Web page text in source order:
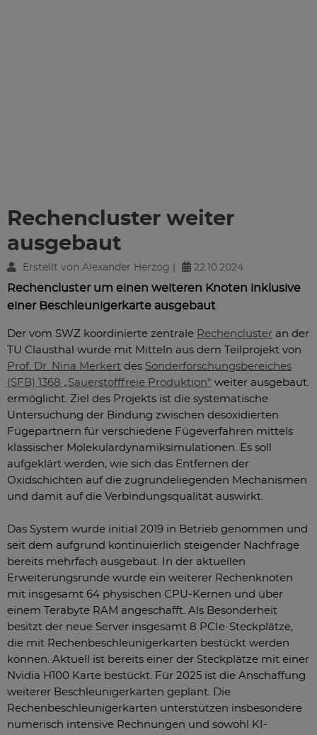
Rechencluster weiter
ausgebaut
Erstellt von Alexander Herzog | 22.10.2024
Rechencluster um einen weiteren Knoten inklusive
einer Beschleunigerkarte ausgebaut
Der vom SWZ koordinierte zentrale Rechencluster an der
TU Clausthal wurde mit Mitteln aus dem Teilprojekt von
Prof. Dr. Nina Merkert des Sonderforschungsbereiches
(SFB) 1368 „Sauerstofffreie Produktion“ weiter ausgebaut.
ermöglicht. Ziel des Projekts ist die systematische
Untersuchung der Bindung zwischen desoxidierten
Fügepartnern für verschiedene Fügeverfahren mittels
klassischer Molekulardynamiksimulationen. Es soll
aufgeklärt werden, wie sich das Entfernen der
Oxidschichten auf die zugrundeliegenden Mechanismen
und damit auf die Verbindungsqualität auswirkt.
Das System wurde initial 2019 in Betrieb genommen und
seit dem aufgrund kontinuierlich steigender Nachfrage
bereits mehrfach ausgebaut. In der aktuellen
Erweiterungsrunde wurde ein weiterer Rechenknoten
mit insgesamt 64 physischen CPU-Kernen und über
einem Terabyte RAM angeschafft. Als Besonderheit
besitzt der neue Server insgesamt 8 PCIe-Steckplätze,
die mit Rechenbeschleunigerkarten bestückt werden
können. Aktuell ist bereits einer der Steckplätze mit einer
Nvidia H100 Karte bestückt. Für 2025 ist die Anschaffung
weiterer Beschleunigerkarten geplant. Die
Rechenbeschleunigerkarten unterstützen insbesondere
numerisch intensive Rechnungen und sowohl KI-